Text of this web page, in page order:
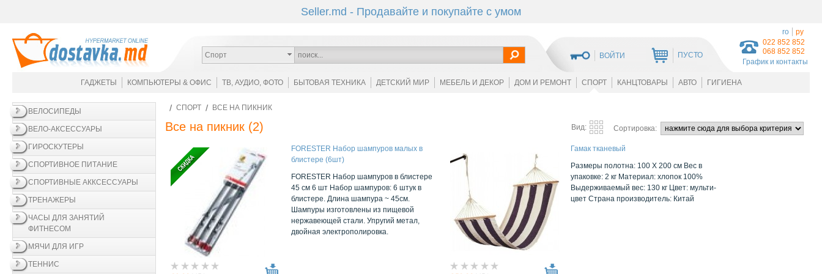
Seller.md - Продавайте и покупайте с умом
022 852 852
068 852 852
График и контакты
Спорт ВОЙТИ ПУСТО
ro ру
ГАДЖЕТЫ КОМПЬЮТЕРЫ & ОФИС ТВ, АУДИО, ФОТО БЫТОВАЯ ТЕХНИКА ДЕТСКИЙ МИР МЕБЕЛЬ И ДЕКОР ДОМ И РЕМОНТ СПОРТ КАНЦТОВАРЫ АВТО ГИГИЕНА
ВЕЛОСИПЕДЫ
ВЕЛО-АКСЕССУАРЫ
ГИРОСКУТЕРЫ
СПОРТИВНОЕ ПИТАНИЕ
СПОРТИВНЫЕ АККСЕССУАРЫ
ТРЕНАЖЕРЫ
ЧАСЫ ДЛЯ ЗАНЯТИЙ
ФИТНЕСОМ
МЯЧИ ДЛЯ ИГР
ТЕННИС
СПОРТ ВСЕ НА ПИКНИК
Все на пикник (2) Вид: Сортировка:
FORESTER Набор шампуров малых в
блистере (6шт)
FORESTER Набор шампуров в блистере
45 см 6 шт Набор шампуров: 6 штук в
блистере. Длина шампура ~ 45см.
Шампуры изготовлены из пищевой
нержавеющей стали. Упругий метал,
двойная электрополировка.
Гамак тканевый
Размеры полотна: 100 Х 200 см Вес в
упаковке: 2 кг Материал: хлопок 100%
Выдерживаемый вес: 130 кг Цвет: мульти-
цвет Страна производитель: Китай